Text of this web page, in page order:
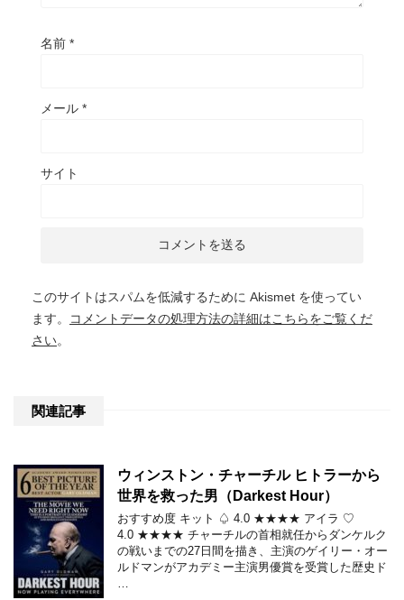
名前 *
メール *
サイト
このサイトはスパムを低減するために Akismet を使ってい
ます。
コメントデータの処理方法の詳細はこちらをご覧くだ
さい。
関連記事
ウィンストン・チャーチル ヒトラーから
世界を救った男（Darkest Hour）
おすすめ度 キット ♤ 4.0 ★★★★ アイラ ♡
4.0 ★★★★ チャーチルの首相就任からダンケルク
の戦いまでの27日間を描き、主演のゲイリー・オー
ルドマンがアカデミー主演男優賞を受賞した歴史ド